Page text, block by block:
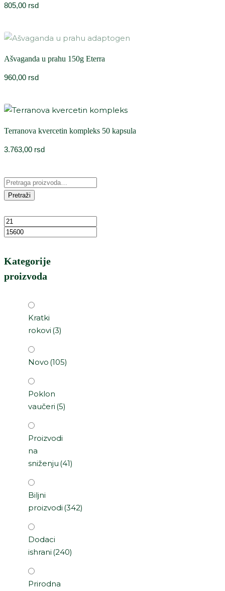
805,00 rsd
Ašvaganda u prahu 150g Eterra
960,00 rsd
Terranova kvercetin kompleks 50 kapsula
3.763,00 rsd
Pretraži
Kategorije
proizvoda
Kratki
rokovi (3)
Novo (105)
Poklon
vaučeri (5)
Proizvodi
na
sniženju (41)
Biljni
proizvodi (342)
Dodaci
ishrani (240)
Prirodna